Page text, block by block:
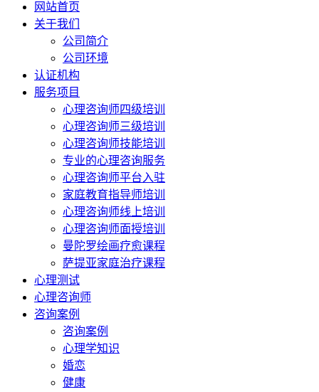
网站首页
关于我们
公司简介
公司环境
认证机构
服务项目
心理咨询师四级培训
心理咨询师三级培训
心理咨询师技能培训
专业的心理咨询服务
心理咨询师平台入驻
家庭教育指导师培训
心理咨询师线上培训
心理咨询师面授培训
曼陀罗绘画疗愈课程
萨提亚家庭治疗课程
心理测试
心理咨询师
咨询案例
咨询案例
心理学知识
婚恋
健康